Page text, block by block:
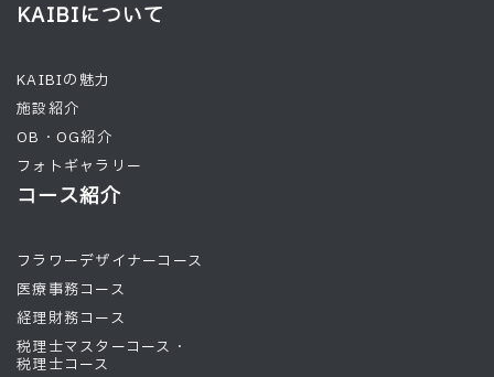
KAIBIについて
KAIBIの魅力
施設紹介
OB・OG紹介
フォトギャラリー
コース紹介
フラワーデザイナーコース
医療事務コース
経理財務コース
税理士マスターコース・
税理士コース